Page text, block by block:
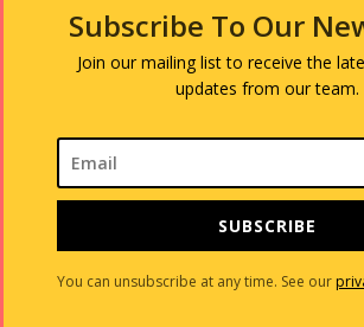
Subscribe To Our
Join our mailing list to receive the
updates from our team.
SUBSCRIBE
You can unsubscribe at any time. See our